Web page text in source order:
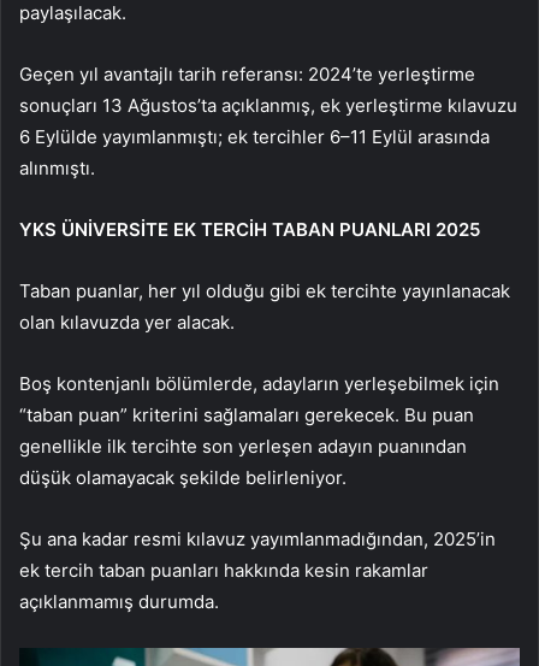
paylaşılacak.
Geçen yıl avantajlı tarih referansı: 2024’te yerleştirme
sonuçları 13 Ağustos’ta açıklanmış, ek yerleştirme kılavuzu
6 Eylülde yayımlanmıştı; ek tercihler 6–11 Eylül arasında
alınmıştı.
YKS ÜNİVERSİTE EK TERCİH TABAN PUANLARI 2025
Taban puanlar, her yıl olduğu gibi ek tercihte yayınlanacak
olan kılavuzda yer alacak.
Boş kontenjanlı bölümlerde, adayların yerleşebilmek için
“taban puan” kriterini sağlamaları gerekecek. Bu puan
genellikle ilk tercihte son yerleşen adayın puanından
düşük olamayacak şekilde belirleniyor.
Şu ana kadar resmi kılavuz yayımlanmadığından, 2025’in
ek tercih taban puanları hakkında kesin rakamlar
açıklanmamış durumda.